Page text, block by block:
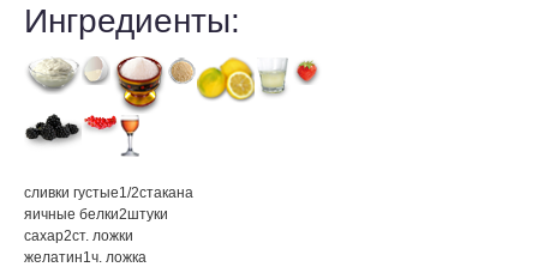
Ингредиенты:
сливки густые1/2стакана
яичные белки2штуки
сахар2ст. ложки
желатин1 ч. ложка